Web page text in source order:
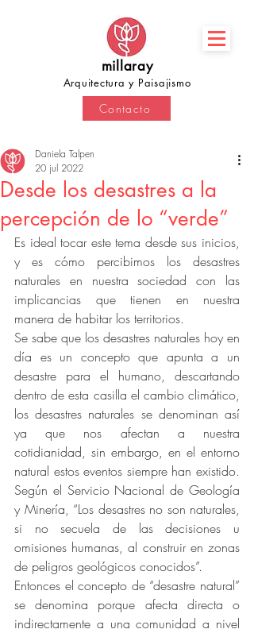
millaray
Arquitectura y Paisajismo
Contacto
Desde los desastres a la
percepción de lo “verde”
Daniela Talpen
20 jul 2022
Es ideal tocar este tema desde sus inicios,
y es cómo percibimos los desastres
naturales en nuestra sociedad con las
implicancias que tienen en nuestra
manera de habitar los territorios.
Se sabe que los desastres naturales hoy en
día es un concepto que apunta a un
desastre para el humano, descartando
dentro de esta casilla el cambio climático,
los desastres naturales se denominan así
ya que nos afectan a nuestra
cotidianidad, sin embargo, en el entorno
natural estos eventos siempre han existido.
Según el Servicio Nacional de Geología
y Minería, “Los desastres no son naturales,
si no secuela de las decisiones u
omisiones humanas, al construir en zonas
de peligros geológicos conocidos”.
Entonces el concepto de “desastre natural”
se denomina porque afecta directa o
indirectamente a una comunidad a nivel